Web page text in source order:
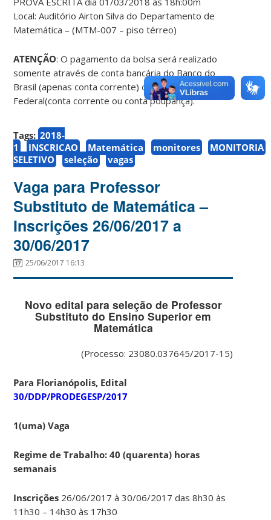
Local: Auditório Airton Silva do Departamento de
Matemática – (MTM-007 – piso térreo)
ATENÇÃO: O pagamento da bolsa será realizado
somente através de conta bancária do Banco do
Brasil (apenas conta corrente) ou Caixa Econômica
Federal(conta corrente ou conta poupança).
Tags: 2018-
1
INSCRICAO Matemática monitores
MONITORIA
SELETIVO
seleção vagas
Vaga para Professor
Substituto de Matemática –
Inscrições 26/06/2017 a
30/06/2017
25/06/2017 16:13
Novo edital para seleção de Professor
Substituto do Ensino Superior em
Matemática
(Processo: 23080.037645/2017-15)
Para Florianópolis, Edital
30/DDP/PRODEGESP/2017
1(uma) Vaga
Regime de Trabalho: 40 (quarenta) horas
semanais
Inscrições 26/06/2017 à 30/06/2017 das 8h30 às
11h30 – 14h30 às 17h30